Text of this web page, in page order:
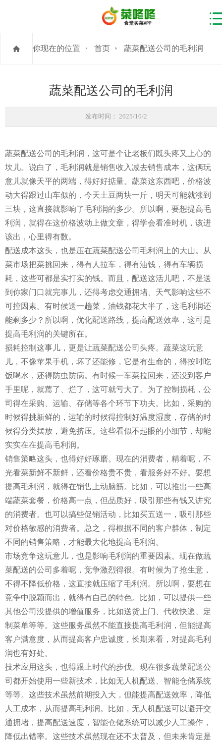
你现在的位置 首页 蔬菜配送公司的毛利润
蔬菜配送公司的毛利润
发布时间： 2025/10/2
蔬菜配送公司的毛利润，这可是个让老板们既头疼又上心的
坎儿。说白了，毛利润就是销售收入减去销售成本，这俩玩
意儿就像天平的两端，得好好掂量。蔬菜这东西吧，价格波
动大得跟过山车似的，今天土豆两块一斤，明天可能就涨到
三块，这直接就影响了毛利润的多少。所以啊，要想提高毛
利润，就得在这价格波动上做文章，得学会看准时机，该进
该出，心里得有数。
配送成本这头，也是压在蔬菜配送公司毛利润上的大山。从
菜市场把菜挑回来，得有人拉车，得有油钱，得有车辆损
耗，这些可都是实打实的钱。而且，配送这活儿吧，不是送
到你家门口就完事儿，还得考虑交通拥堵、天气影响这些不
可控因素。有时候送一趟菜，油钱都花大半了，这毛利润还
能剩多少？所以啊，优化配送路线，提高配送效率，这可是
提高毛利润的关键所在。
损耗控制这事儿，更是让蔬菜配送公司头疼。蔬菜这玩意
儿，不像苹果手机，坏了还能修，它是有生命的，得按时吃
饭喝水，还得防虫防病。有时候一车菜拉回来，还没到客户
手里呢，就蔫了、烂了，这可就亏大了。为了控制损耗，公
司得在采购、运输、存储等各个环节下功夫。比如，采购的
时候得挑新鲜的，运输的时候得控制好温度湿度，存储的时
候得分类摆放，避免挤压。这些看似不起眼的小细节，却能
实实在在提高毛利润。
销售策略这头，也得好好琢磨。现在的消费者，精着呢，不
光看菜新鲜不新鲜，还看价格贵不贵，看服务好不好。要想
提高毛利润，就得在销售上动脑筋。比如，可以推出一些高
端蔬菜套餐，价格高一点，但品质好，吸引那些有钱又讲究
的消费者。也可以搞些促销活动，比如买五送一，吸引那些
对价格敏感的消费者。总之，得根据不同的客户群体，制定
不同的销售策略，才能最大化地提高毛利润。
市场竞争这玩意儿，也是影响毛利润的重要因素。现在做蔬
菜配送的公司多着呢，竞争激烈得很。有时候为了抢生意，
不得不降低价格，这直接就压缩了毛利润。所以啊，要想在
竞争中脱颖而出，就得有自己的特色。比如，可以提供一些
其他公司没提供的增值服务，比如送货上门、代收快递、定
制菜单等等。这些服务虽然不能直接提高毛利润，但能提高
客户满意度，从而提高客户忠诚度，长期来看，对提高毛利
润也有好处。
技术应用这头，也得跟上时代的步伐。现在很多蔬菜配送公
司都开始使用一些新技术，比如无人机配送、智能仓储系统
等等。这些技术虽然前期投入大，但能提高配送效率，降低
人工成本，从而提高毛利润。比如，无人机配送可以避开交
通拥堵，提高配送速度，智能仓储系统可以减少人工操作，
降低出错率。这些技术虽然现在还不太普及，但未来肯定是